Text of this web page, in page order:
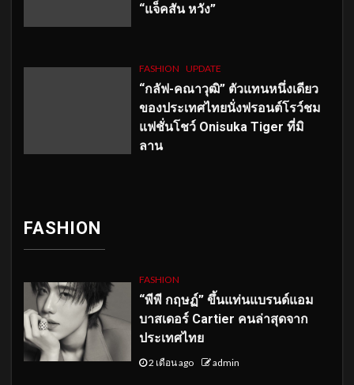
“แจ็คสัน หวัง”
FASHION UPDATE
“กลัฟ-คณาวุฒิ” ตัวแทนหนึ่งเดียว
ของประเทศไทยนั่งฟรอนต์โรว์ชม
แฟชั่นโชว์ Onisuka Tiger ที่มิ
ลาน
FASHION
FASHION
“พีพี กฤษฏ์” ขึ้นแท่นแบรนด์แอม
บาสเดอร์ Cartier คนล่าสุดจาก
ประเทศไทย
2 เดือน ago admin